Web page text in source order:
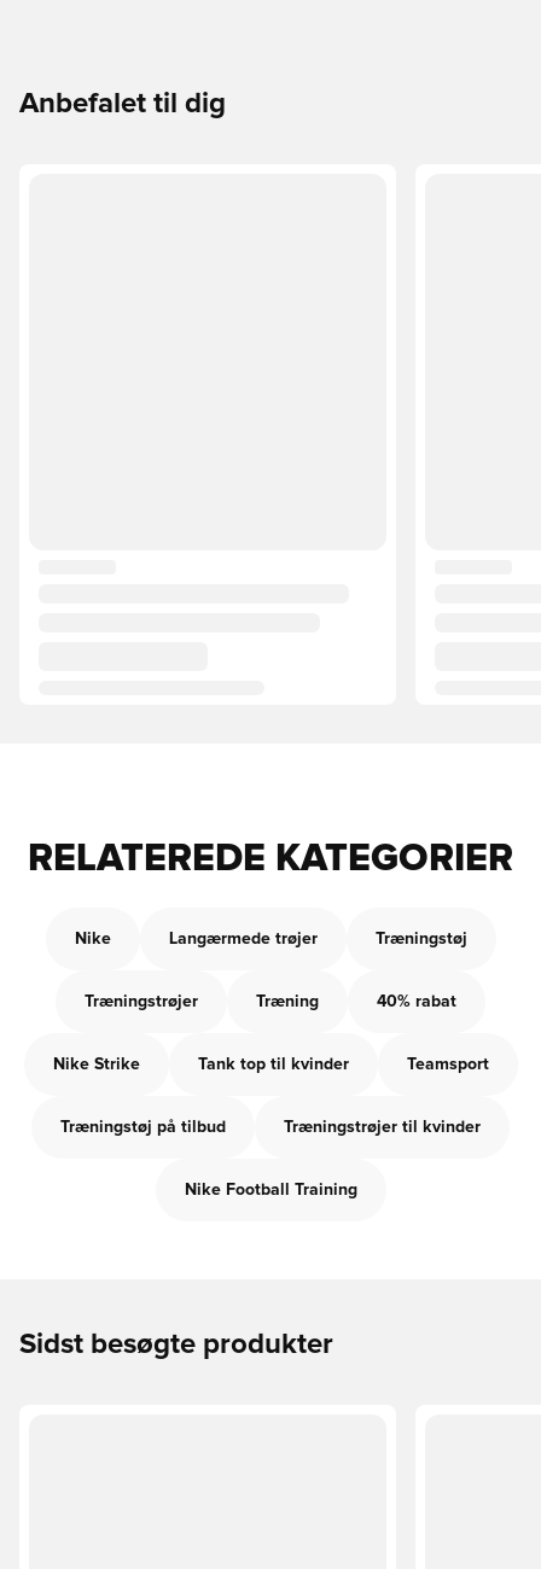
Anbefalet til dig
RELATEREDE KATEGORIER
Nike Langærmede trøjer Træningstøj
Træningstrøjer Træning 40% rabat
Nike Strike Tank top til kvinder Teamsport
Træningstøj på tilbud Træningstrøjer til kvinder
Nike Football Training
Sidst besøgte produkter